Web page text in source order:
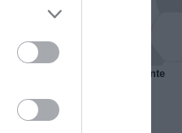
il Marsiglia senza presidente